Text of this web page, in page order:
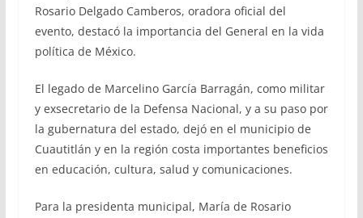
Rosario Delgado Camberos, oradora oficial del
evento, destacó la importancia del General en la vida
política de México.
El legado de Marcelino García Barragán, como militar
y exsecretario de la Defensa Nacional, y a su paso por
la gubernatura del estado, dejó en el municipio de
Cuautitlán y en la región costa importantes beneficios
en educación, cultura, salud y comunicaciones.
Para la presidenta municipal, María de Rosario